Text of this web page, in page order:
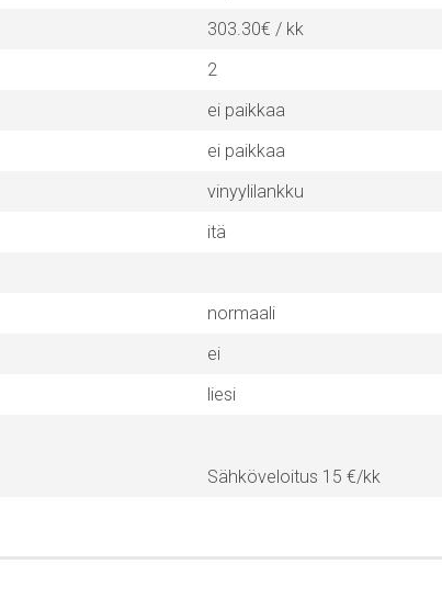
303.30€ / kk
2
ei paikkaa
ei paikkaa
vinyylilankku
itä
normaali
ei
liesi
Sähköveloitus 15 €/kk